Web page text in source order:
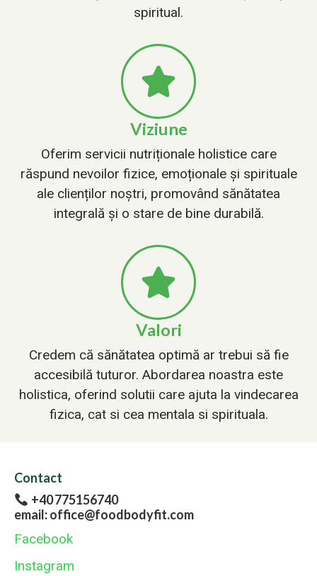
spiritual.
Viziune
Oferim servicii nutriționale holistice care
răspund nevoilor fizice, emoționale și spirituale
ale clienților noștri, promovând sănătatea
integrală și o stare de bine durabilă.
Valori
Credem că sănătatea optimă ar trebui să fie
accesibilă tuturor. Abordarea noastra este
holistica, oferind solutii care ajuta la vindecarea
fizica, cat si cea mentala si spirituala.
Contact
+40 775156740
email: office@foodbodyfit.com
Facebook
Instagram